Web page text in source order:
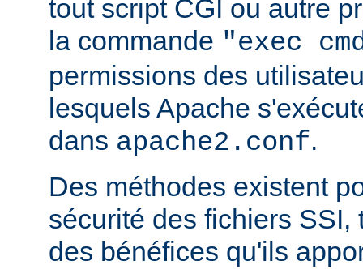
tout script CGI ou autre
la commande "exec
permissions des
lesquels Apache
dans apache2.conf.
Des méthodes existent
sécurité des fichiers SSI,
des bénéfices qu'ils